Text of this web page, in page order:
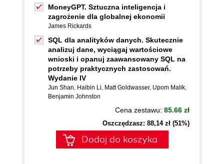
MoneyGPT. Sztuczna inteligencja i
zagrożenie dla globalnej ekonomii
James Rickards
SQL dla analityków danych. Skutecznie
analizuj dane, wyciągaj wartościowe
wnioski i opanuj zaawansowany SQL na
potrzeby praktycznych zastosowań.
Wydanie IV
Jun Shan, Haibin Li, Matt Goldwasser, Upom Malik,
Benjamin Johnston
Cena zestawu: 85.66 zł
Oszczędzasz: 88,14 zł (51%)
Dodaj do koszyka